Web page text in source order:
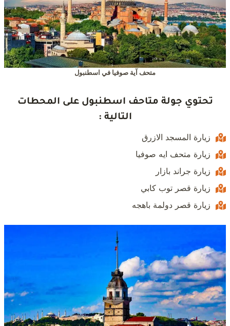
متحف آية صوفيا في اسطنبول
تحتوي جولة متاحف اسطنبول على المحطات
التالية :
زيارة المسجد الازرق
زيارة متحف ايه صوفيا
زيارة جراند بازار
زيارة قصر توب كابي
زيارة قصر دولمة باهجه